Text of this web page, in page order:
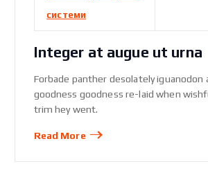
системи
Integer at augue ut urna
Forbade panther desolately iguanodon
goodness goodness re-laid when
trim hey went.
Read More